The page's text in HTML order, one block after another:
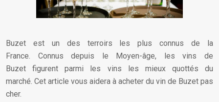
Buzet est un des terroirs les plus connus de la
France. Connus depuis le Moyen-âge, les vins de
Buzet figurent parmi les vins les mieux quottés du
marché. Cet article vous aidera à acheter du vin de Buzet pas
cher.